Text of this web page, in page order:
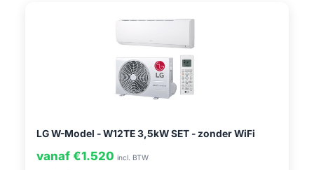
LG W-Model - W12TE 3,5kW SET - zonder WiFi
vanaf €1.520 incl. BTW